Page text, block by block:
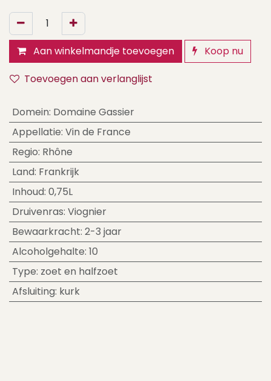
Aan winkelmandje toevoegen
Koop nu
Toevoegen aan verlanglijst
Domein: Domaine Gassier
Appellatie: Vin de France
Regio: Rhône
Land: Frankrijk
Inhoud: 0,75L
Druivenras: Viognier
Bewaarkracht: 2-3 jaar
Alcoholgehalte: 10
Type: zoet en halfzoet
Afsluiting: kurk